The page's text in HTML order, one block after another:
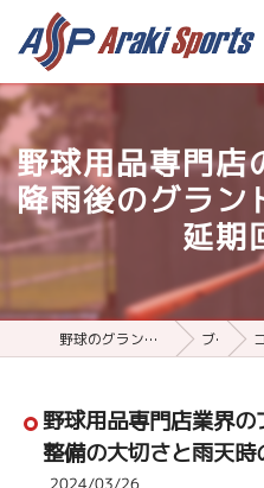
野球用品専門店
降雨後のグラン
延期
野球のグランド整備用品ならアラキスポーツ ブログ コラム
野球用品専門店業界
整備の大切さと雨天
2024/03/26